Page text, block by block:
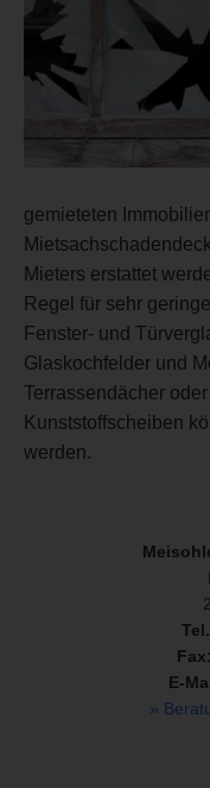
gemieteten
Mieters erstattet
Regel für sehr
Fenster- und
Glaskochfelder und
Terrassendächer
Kunststoffscheiben
werden.
Fax:
E-
»